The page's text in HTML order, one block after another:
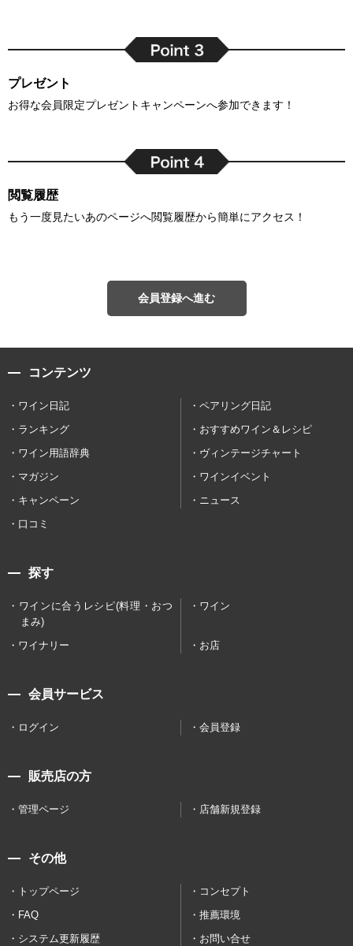
プレゼント
お得な会員限定プレゼントキャンペーンへ参加できます！
閲覧履歴
もう一度見たいあのページへ閲覧履歴から簡単にアクセス！
会員登録へ進む
コンテンツ
ワイン日記
ペアリング日記
ランキング
おすすめワイン＆レシピ
ワイン用語辞典
ヴィンテージチャート
マガジン
ワインイベント
キャンペーン
ニュース
口コミ
探す
ワインに合うレシピ(料理・おつ
まみ)
ワイン
ワイナリー お店
会員サービス
ログイン 会員登録
販売店の方
管理ページ 店舗新規登録
その他
トップページ
コンセプト
FAQ
推薦環境
システム更新履歴
お問い合せ